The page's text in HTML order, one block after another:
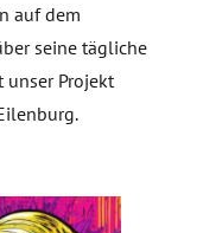
auf dem
seine tägliche
unser Projekt
Projekt